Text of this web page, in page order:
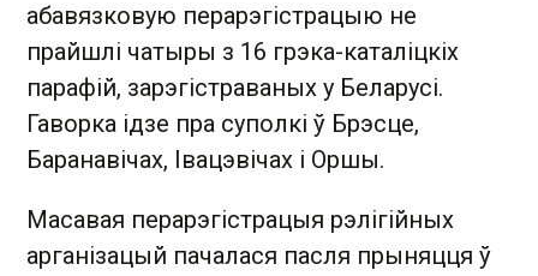
абавязковую перарэгістрацыю не
прайшлі чатыры з 16 грэка-каталіцкіх
парафій, зарэгістраваных у Беларусі.
Гаворка ідзе пра суполкі ў Брэсце,
Баранавічах, Івацэвічах і Оршы.
Масавая перарэгістрацыя рэлігійных
арганізацый пачалася пасля прыняцця ў